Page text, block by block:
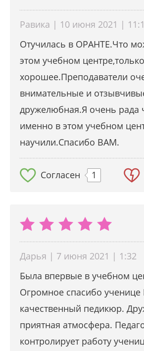
Равика | 10 июня 2021 |
Отучилась в ОРАНТЕ.Что
этом учебном центре,только
хорошее.Преподаватели
внимательные и
дружелюбная.Я очень рада
именно в этом учебном
научили.Спасибо ВАМ.
Согласен 1
Дарья | 7 июня 2021 | 1:32
Была впервые в учебном
Огромное спасибо ученице
качественный педикюр.
приятная атмосфера.
контролирует работу